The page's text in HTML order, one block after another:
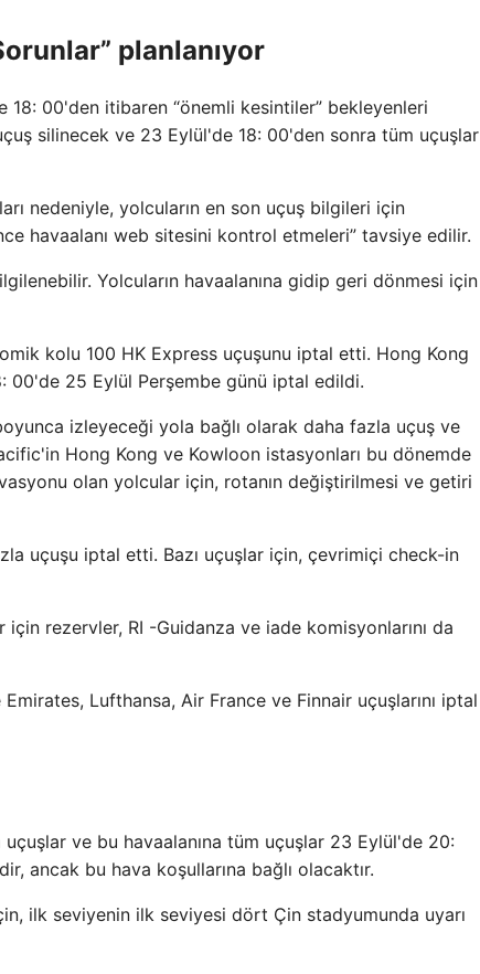
planlanıyor
18: 00'den itibaren “önemli kesintiler” bekleyenleri
silinecek ve 23 Eylül'de 18: 00'den sonra tüm uçuşlar
nedeniyle, yolcuların en son uçuş bilgileri için
havaalanı web sitesini kontrol etmeleri” tavsiye edilir.
Yolcuların havaalanına gidip geri dönmesi için
kolu 100 HK Express uçuşunu iptal etti. Hong Kong
00'de 25 Eylül Perşembe günü iptal edildi.
izleyeceği yola bağlı olarak daha fazla uçuş ve
Hong Kong ve Kowloon istasyonları bu dönemde
olan yolcular için, rotanın değiştirilmesi ve getiri
uçuşu iptal etti. Bazı uçuşlar için, çevrimiçi check-in
rezervler, RI -Guidanza ve iade komisyonlarını da
Lufthansa, Air France ve Finnair uçuşlarını iptal
ve bu havaalanına tüm uçuşlar 23 Eylül'de 20:
ancak bu hava koşullarına bağlı olacaktır.
ilk seviyenin ilk seviyesi dört Çin stadyumunda uyarı